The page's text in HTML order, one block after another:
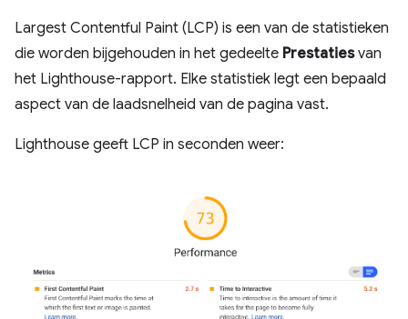
Largest Contentful Paint (LCP) is een van de statistieken
die worden bijgehouden in het gedeelte Prestatiesvan
het Lighthouse-rapport. Elke statistiek legt een bepaald
aspect van de laadsnelheid van de pagina vast.
Lighthouse geeft LCP in seconden weer: